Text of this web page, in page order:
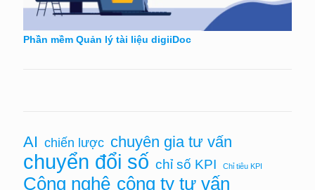
Phần mềm Quản lý tài liệu digiiDoc
AI chiến lược chuyên gia tư vấn
chuyển đổi số chỉ số KPI Chỉ tiêu KPI
Công nghệ công ty tư vấn